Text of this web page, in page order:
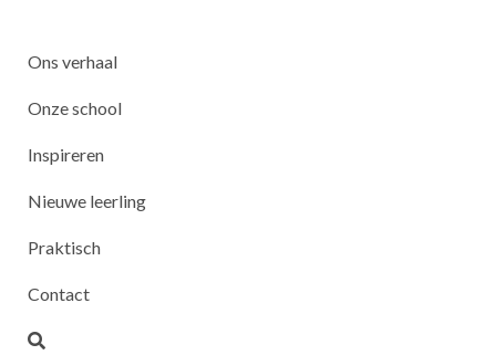
Ons verhaal
Onze school
Inspireren
Nieuwe leerling
Praktisch
Contact